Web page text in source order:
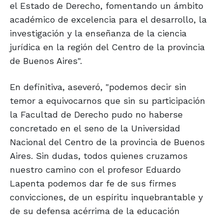
el Estado de Derecho, fomentando un ámbito
académico de excelencia para el desarrollo, la
investigación y la enseñanza de la ciencia
jurídica en la región del Centro de la provincia
de Buenos Aires".
En definitiva, aseveró, "podemos decir sin
temor a equivocarnos que sin su participación
la Facultad de Derecho pudo no haberse
concretado en el seno de la Universidad
Nacional del Centro de la provincia de Buenos
Aires. Sin dudas, todos quienes cruzamos
nuestro camino con el profesor Eduardo
Lapenta podemos dar fe de sus firmes
convicciones, de un espíritu inquebrantable y
de su defensa acérrima de la educación